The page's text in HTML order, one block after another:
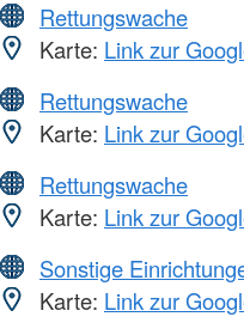
Rettungswache
Karte: Link zur
Rettungswache
Karte: Link zur
Rettungswache
Karte: Link zur
Sonstige
Karte: Link zur